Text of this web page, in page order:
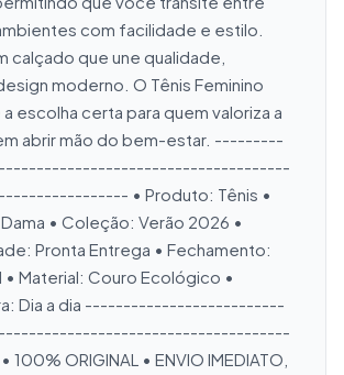
com facilidade e estilo.
calçado que une qualidade,
moderno. O Tênis Feminino
escolha certa para quem valoriza a
abrir mão do bem-estar. ---------
• Produto: Tênis •
• Coleção: Verão 2026 •
Pronta Entrega • Fechamento:
• Material: Couro Ecológico •
Dia a dia --------------------------
ORIGINAL • ENVIO IMEDIATO,